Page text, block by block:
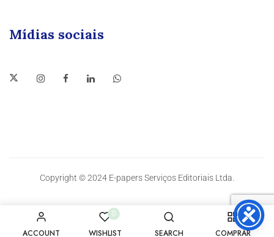
ACCOUNT
0
WISHLIST
SEARCH COMPRAR
Mídias sociais
Copyright © 2024 E-papers Serviços Editoriais Ltda.